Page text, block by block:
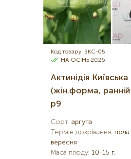
Код товару: ЗКС-05
НА ОСІНЬ 2026
Актинідія Київська
(жін.форма,
р9
Сорт: аргута
Термін дозрівання:
вересня
Маса плоду: 10-15 г.